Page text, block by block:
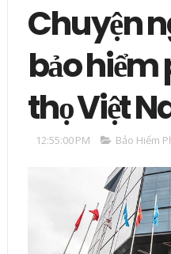
Chuyện
bảo
thọ Việt
12:55:00 PM Bảo Hiểm